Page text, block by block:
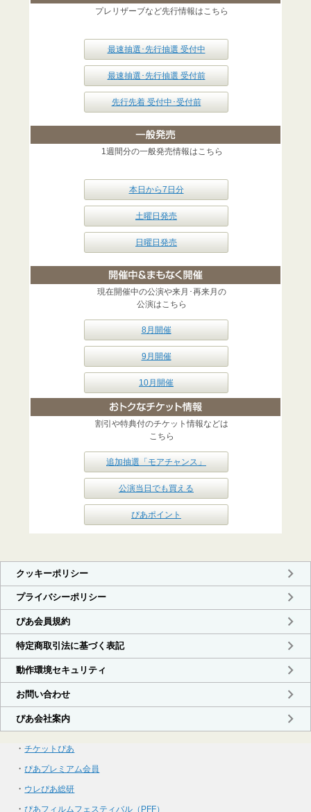
プレリザーブなど先行情報はこちら
最速抽選･先行抽選 受付中
最速抽選･先行抽選 受付前
先行先着 受付中･受付前
1週間分の一般発売情報はこちら
本日から7日分
土曜日発売
日曜日発売
現在開催中の公演や来月･再来月の
公演はこちら
8月開催
9月開催
10月開催
割引や特典付のチケット情報などは
こちら
追加抽選「モアチャンス」
公演当日でも買える
ぴあポイント
・チケットぴあ
・ぴあプレミアム会員
・ ウレぴあ総研
・ぴあフィルムフェスティバル（PFF）